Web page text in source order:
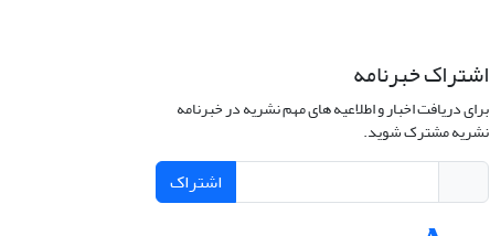
اشتراک خبرنامه
برای دریافت اخبار و اطلاعیه های مهم نشریه در خبرنامه
نشریه مشترک شوید.
اشتراک